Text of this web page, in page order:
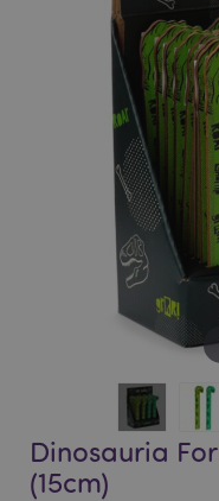
Dinosauria
(15cm)